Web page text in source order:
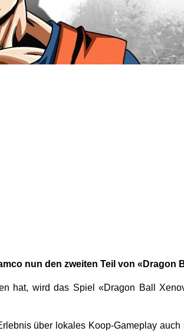
nun den zweiten Teil von
hat, wird das Spiel «Dragon Ball
über lokales Koop-Gameplay